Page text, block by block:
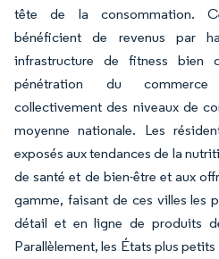
tête de la consommation.
bénéficient de revenus par
infrastructure de fitness bien
pénétration du commerce
collectivement des niveaux de
moyenne nationale. Les
exposés aux tendances de la
de santé et de bien-être et aux
gamme, faisant de ces villes les
détail et en ligne de produits
Parallèlement, les États plus